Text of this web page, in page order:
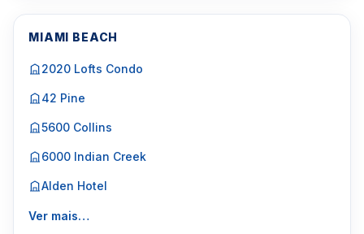
MIAMI BEACH
2020 Lofts Condo
42 Pine
5600 Collins
6000 Indian Creek
Alden Hotel
Ver mais…